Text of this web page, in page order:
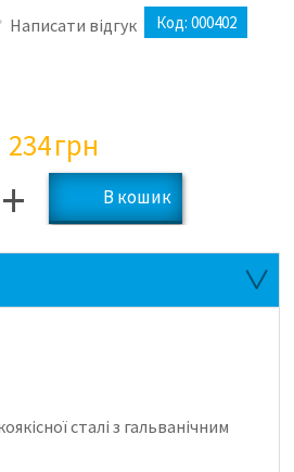
Написати відгук Код: 000402
234грн
+
сталі з гальванічним